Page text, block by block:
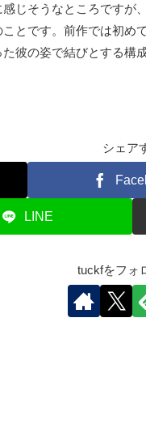
じそうなところですが
とです。前作では初め
彼の姿で結びとする構
シェア
LINE
tuckfをフォ